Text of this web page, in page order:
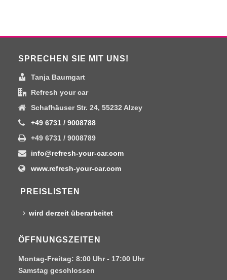
SPRECHEN SIE MIT UNS!
Tanja Baumgart
Refresh your car
Schafhäuser Str. 24, 55232 Alzey
+49 6731 / 9008788
+49 6731 / 9008789
info@refresh-your-car.com
www.refresh-your-car.com
PREISLISTEN
wird derzeit überarbeitet
ÖFFNUNGSZEITEN
Montag-Freitag:8:00 Uhr - 17:00 Uhr
Samstaggeschlossen